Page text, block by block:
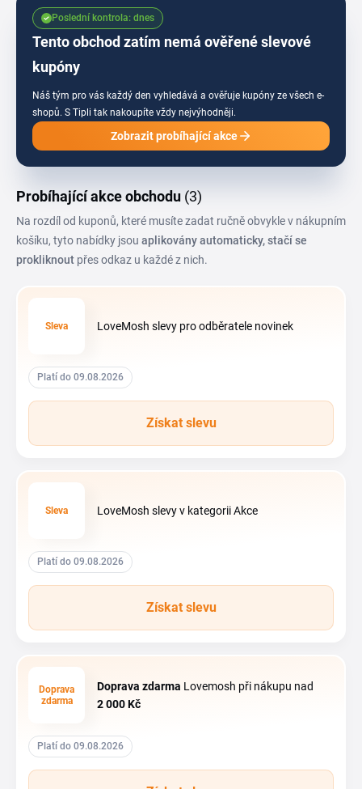
nebo opěrku k domácí kanceláři, vybíráš z produktů doporučovaných
fyzioterapeuty a chiropraktiky.
Tento obchod zatím nemá ověřené slevové
kupóny
Náš tým pro vás každý den vyhledává a ověřuje kupóny ze všech e-
shopů. S Tipli tak nakoupíte vždy nejvýhodněji.
Poslední kontrola: dnes
Zobrazit probíhající akce
Probíhající akce obchodu (3)
Na rozdíl od kuponů, které musíte zadat ručně obvykle v nákupním
košíku, tyto nabídky jsou aplikovány automaticky, stačí se
prokliknout přes odkaz u každé z nich.
Sleva LoveMosh slevy pro odběratele novinek
Platí do 09.08.2026
Získat slevu
Sleva LoveMosh slevy v kategorii Akce
Platí do 09.08.2026
Získat slevu
Doprava
zdarma
Doprava zdarma Lovemosh při nákupu nad
2000 Kč
Platí do 09.08.2026